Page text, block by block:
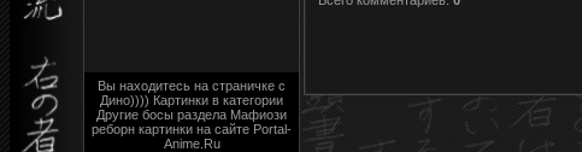
Вы находитесь на страничке с
Дино)))) Картинки в категории
Другие босы раздела Мафиози
реборн картинки на сайте Portal-
Anime.Ru